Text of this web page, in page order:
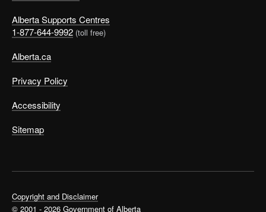
Alberta Supports Centres
1-877-644-9992 (toll free)
Alberta.ca
Privacy Policy
Accessibility
Sitemap
Copyright and Disclaimer
© 2001 - 2026 Government of Alberta